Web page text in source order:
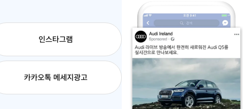
인스타그램
카카오톡 메세지광고